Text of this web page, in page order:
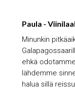
Paula -
Minunkin
ehkä
lähdemme
halua sillä